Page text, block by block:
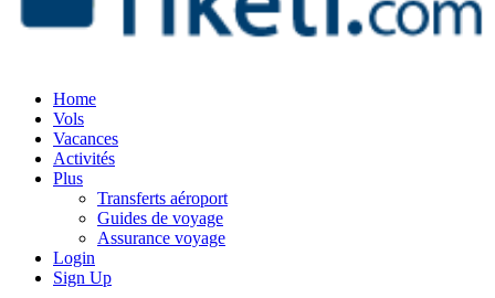
Home
Vols
Vacances
Activités
Plus
Transferts aéroport
Guides de voyage
Assurance voyage
Login
Sign Up